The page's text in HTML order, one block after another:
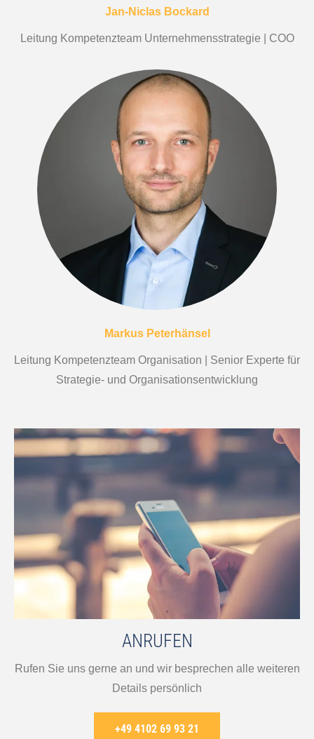
Jan-Niclas Bockard
Leitung Kompetenzteam Unternehmensstrategie | COO
Markus Peterhänsel
Leitung Kompetenzteam Organisation | Senior Experte für
Strategie- und Organisationsentwicklung
ANRUFEN
Rufen Sie uns gerne an und wir besprechen alle weiteren
Details persönlich
+49 4102 69 93 21